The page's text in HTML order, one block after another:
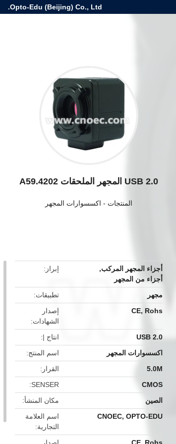
Opto-Edu (Beijing) Co., Ltd.
USB 2.0 المجهر الملحقات A59.4202
المنتجات - اكسسوارات المجهر
إبراز أجزاء المجهر المركب,
أجزاء من المجهر
تطبيقات
مجهر
إصدار
الشهادات
CE, Rohs
انتاج |
USB 2.0
اسم المنتج
اكسسوارات المجهر
القرار
5.0M
SENSER
CMOS
مكان المنشأ
الصين
اسم العلامة
التجارية
CNOEC, OPTO-EDU